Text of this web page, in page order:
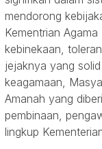
mendorong
Kementrian
kebinekaan,
jejaknya yang
keagamaan,
Amanah yang
pembinaan,
lingkup